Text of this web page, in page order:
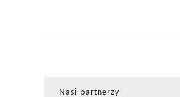
Nasi partnerzy